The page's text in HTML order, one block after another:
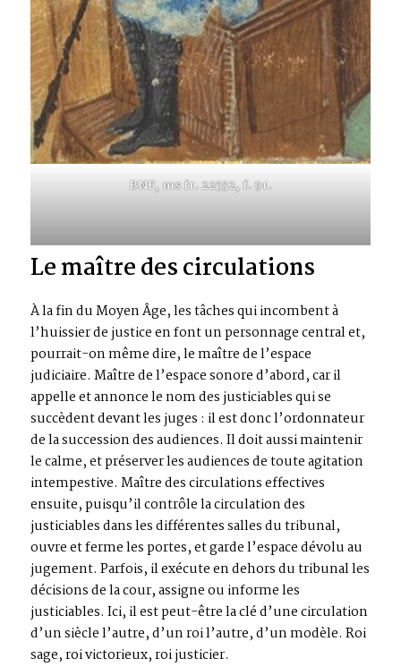
BNF, ms fr. 22532, f. 9r.
Le maître des circulations
À la fin du Moyen Âge, les tâches qui incombent à
l’huissier de justice en font un personnage central et,
pourrait-on même dire, le maître de l’espace
judiciaire. Maître de l’espace sonore d’abord, car il
appelle et annonce le nom des justiciables qui se
succèdent devant les juges : il est donc l’ordonnateur
de la succession des audiences. Il doit aussi maintenir
le calme, et préserver les audiences de toute agitation
intempestive. Maître des circulations effectives
ensuite, puisqu’il contrôle la circulation des
justiciables dans les différentes salles du tribunal,
ouvre et ferme les portes, et garde l’espace dévolu au
jugement. Parfois, il exécute en dehors du tribunal les
décisions de la cour, assigne ou informe les
justiciables. Ici, il est peut-être la clé d’une circulation
d’un siècle l’autre, d’un roi l’autre, d’un modèle. Roi
sage, roi victorieux, roi justicier.